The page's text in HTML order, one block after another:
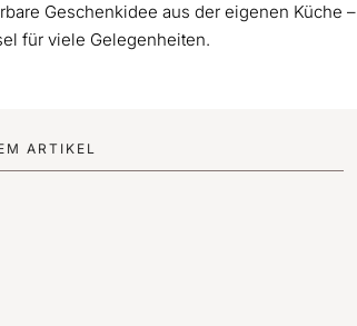
Geschenkidee aus der eigenen Küche –
für viele Gelegenheiten.
ARTIKEL